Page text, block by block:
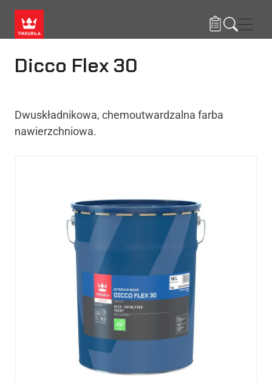
Dicco Flex 30
Dwuskładnikowa, chemoutwardzalna farba
nawierzchniowa.